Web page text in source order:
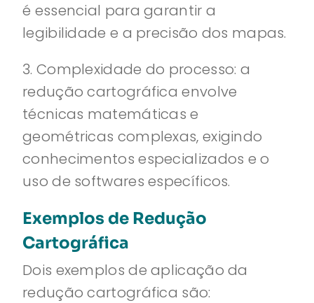
é essencial para garantir a
legibilidade e a precisão dos mapas.
3. Complexidade do processo: a
redução cartográfica envolve
técnicas matemáticas e
geométricas complexas, exigindo
conhecimentos especializados e o
uso de softwares específicos.
Exemplos de Redução
Cartográfica
Dois exemplos de aplicação da
redução cartográfica são: